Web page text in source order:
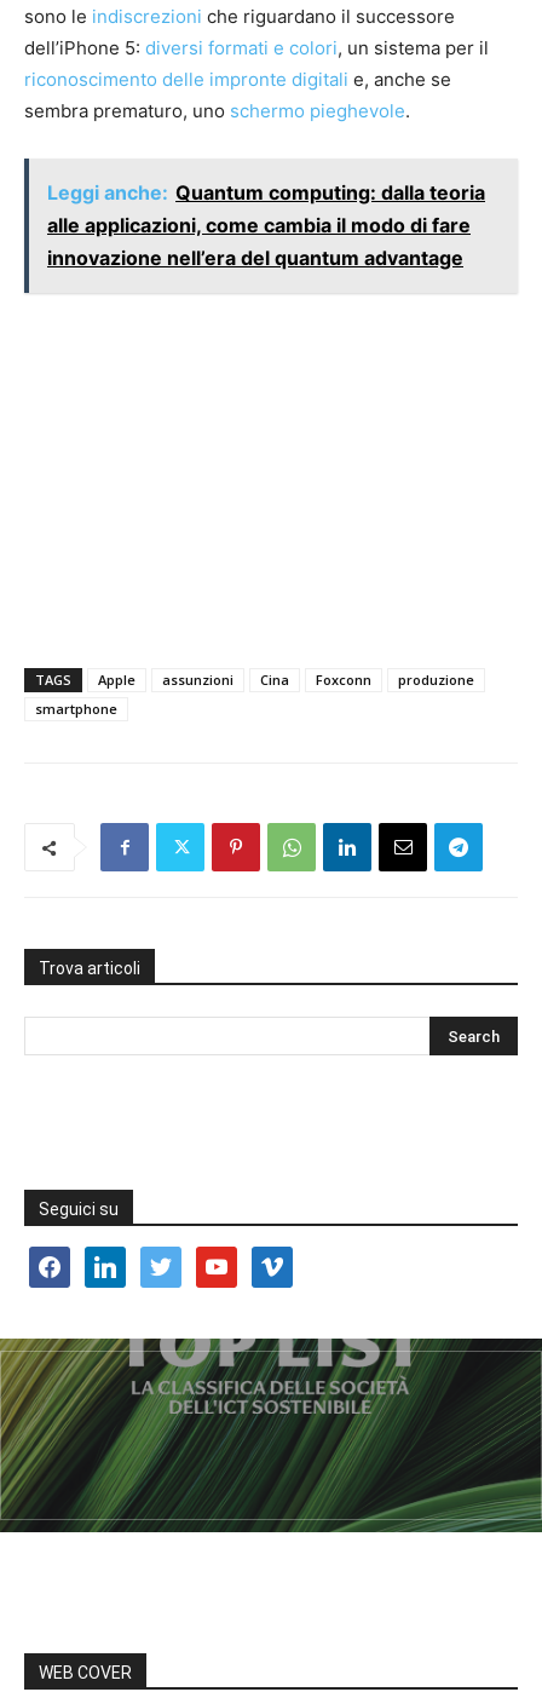
sono le indiscrezioni che riguardano il successore
dell’iPhone 5: diversi formati e colori, un sistema per il
riconoscimento delle impronte digitali e, anche se
sembra prematuro, uno schermo pieghevole.
Leggi anche: Quantum computing: dalla teoria
alle applicazioni, come cambia il modo di fare
innovazione nell’era del quantum advantage
TAGS Apple assunzioni Cina Foxconn
produzione
smartphone
Trova articoli
Seguici su
facebooklinkedin twitter youtube vimeo
WEB COVER